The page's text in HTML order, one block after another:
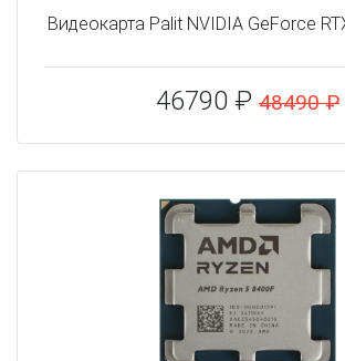
Видеокарта Palit NVIDIA GeForce
46790 ₽ 48490 ₽